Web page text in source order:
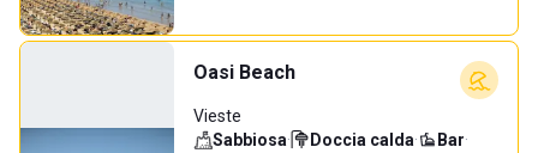
Oasi Beach
Vieste
Sabbiosa· Doccia calda· Bar·